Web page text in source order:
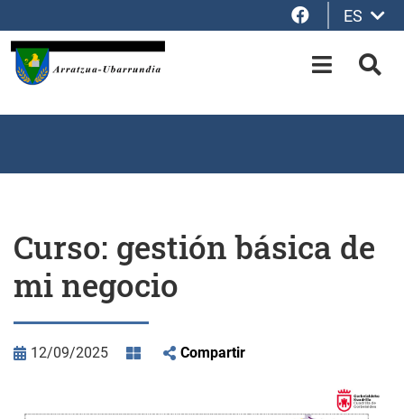
Facebook
ES
OPEN-
Curso: gestión básica de
mi negocio
12/09/2025 Compartir